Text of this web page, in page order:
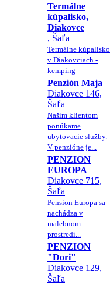
Termálne
kúpalisko,
Diakovce
, Šaľa
Termálne kúpalisko
v Diakovciach -
kemping
Penzión Maja
Diakovce 146,
Šaľa
Našim klientom
ponúkame
ubytovacie služby.
V penzióne je...
PENZION
EUROPA
Diakovce 715,
Šaľa
Pension Europa sa
nachádza v
malebnom
prostredí...
PENZION
"Dori"
Diakovce 129,
Šaľa